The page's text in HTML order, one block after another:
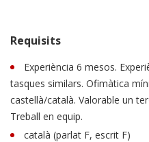
Requisits
Experiència 6 mesos.
tasques similars. Ofimàtica
castellà/català. Valorable un
Treball en equip.
català (parlat F, escrit F)